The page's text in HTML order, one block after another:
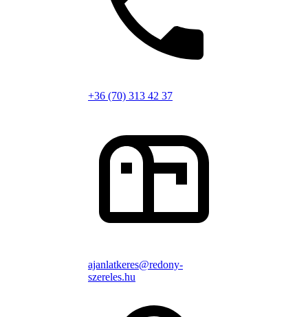
+36 (70) 313 42 37
ajanlatkeres@redony-
szereles.hu